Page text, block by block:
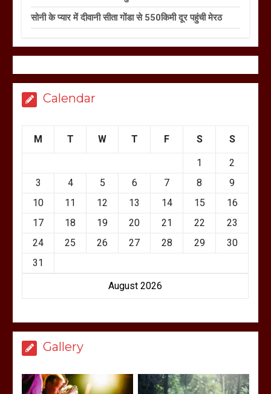
सोनी के प्यार में दीवानी सीता गोंडा से 550किमी दूर पहुंची मेरठ
Calendar
August 2026
M T W T F S S
1
2
3
4 5 6 7 8
9
10
11 12 13 14 15
16
17
18 19 20 21 22
23
24
25 26 27 28 29
30
31
Gallery